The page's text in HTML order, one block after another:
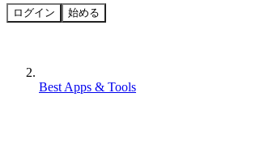
ログイン 始める
Best Apps & Tools